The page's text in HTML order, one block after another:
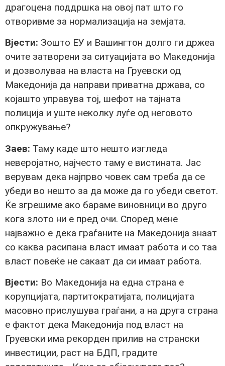
драгоцена поддршка на овој пат што го
отворивме за нормализација на земјата.
Вјести: Зошто ЕУ и Вашингтон долго ги држеа
очите затворени за ситуацијата во Македонија
и дозволуваа на власта на Груевски од
Македонија да направи приватна држава, со
којашто управува тој, шефот на тајната
полиција и уште неколку луѓе од неговото
опкружување?
Заев: Таму каде што нешто изгледа
неверојатно, најчесто таму е вистината. Јас
верувам дека најпрво човек сам треба да се
убеди во нешто за да може да го убеди светот.
Ќе згрешиме ако бараме виновници во друго
кога злото ни е пред очи. Според мене
најважно е дека граѓаните на Македонија знаат
со каква расипана власт имаат работа и со таа
власт повеќе не сакаат да си имаат работа.
Вјести: Во Македонија на една страна е
корупцијата, партитократијата, полицијата
масовно прислушува граѓани, а на друга страна
е фактот дека Македонија под власт на
Груевски има рекорден прилив на странски
инвестиции, раст на БДП, градите